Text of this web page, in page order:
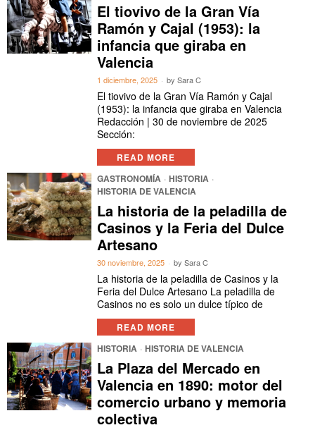
El tiovivo de la Gran Vía
Ramón y Cajal (1953): la
infancia que giraba en
Valencia
1 diciembre, 2025 bySara C
El tiovivo de la Gran Vía Ramón y Cajal
(1953): la infancia que giraba en Valencia
Redacción | 30 de noviembre de 2025
Sección:
READ MORE
GASTRONOMÍA · HISTORIA ·
HISTORIA DE VALENCIA
La historia de la peladilla de
Casinos y la Feria del Dulce
Artesano
30 noviembre, 2025 bySara C
La historia de la peladilla de Casinos y la
Feria del Dulce Artesano La peladilla de
Casinos no es solo un dulce típico de
READ MORE
HISTORIA · HISTORIA DE VALENCIA
La Plaza del Mercado en
Valencia en 1890: motor del
comercio urbano y memoria
colectiva